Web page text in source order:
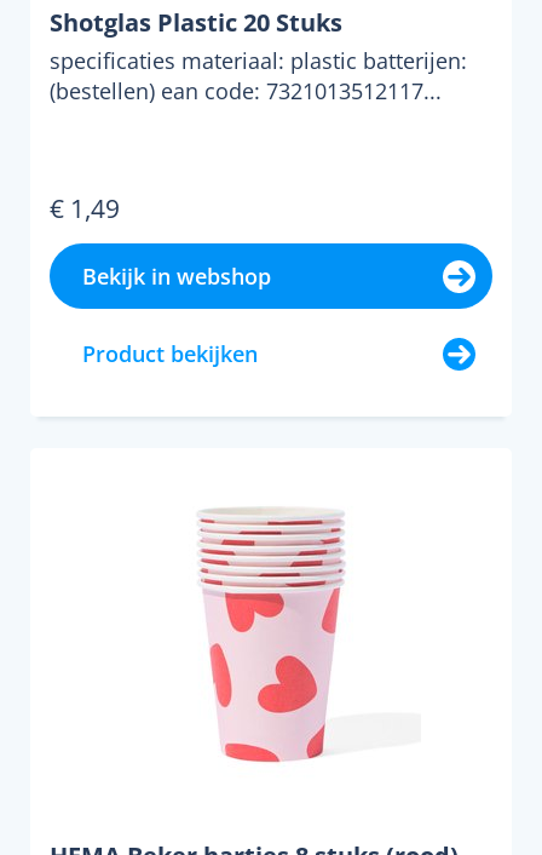
Shotglas Plastic 20 Stuks
specificaties materiaal: plastic batterijen:
(bestellen) ean code: 7321013512117...
€ 1,49
Bekijk in webshop
Product bekijken